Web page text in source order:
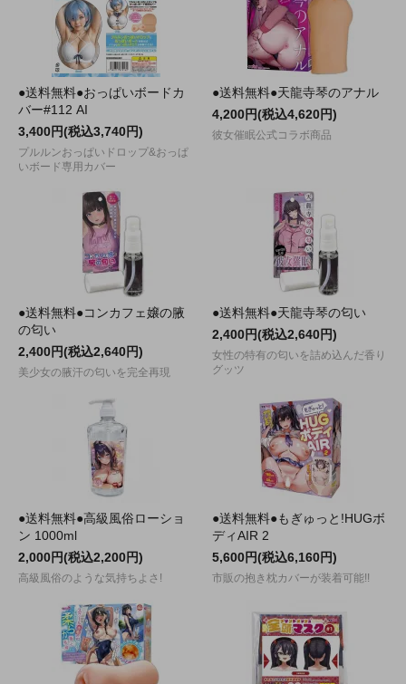
●送料無料●おっぱいボードカ
バー#112 AI
3,400円(税込3,740円)
プルルンおっぱいドロップ&おっぱ
いボード専用カバー
●送料無料●天龍寺琴のアナル
4,200円(税込4,620円)
彼女催眠公式コラボ商品
●送料無料●コンカフェ嬢の腋
の匂い
2,400円(税込2,640円)
美少女の腋汗の匂いを完全再現
●送料無料●天龍寺琴の匂い
2,400円(税込2,640円)
女性の特有の匂いを詰め込んだ香り
グッツ
●送料無料●高級風俗ローショ
ン 1000ml
2,000円(税込2,200円)
高級風俗のような気持ちよさ!
●送料無料●もぎゅっと!HUGボ
ディAIR 2
5,600円(税込6,160円)
市販の抱き枕カバーが装着可能!!